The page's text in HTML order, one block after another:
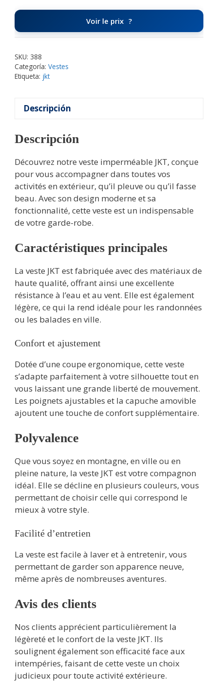
Voir le prix
SKU: 388
Categoría: Vestes
Etiqueta: jkt
Descripción
Descripción
Découvrez notre veste imperméable JKT, conçue
pour vous accompagner dans toutes vos
activités en extérieur, qu’il pleuve ou qu’il fasse
beau. Avec son design moderne et sa
fonctionnalité, cette veste est un indispensable
de votre garde-robe.
Caractéristiques principales
La veste JKT est fabriquée avec des matériaux de
haute qualité, offrant ainsi une excellente
résistance à l’eau et au vent. Elle est également
légère, ce qui la rend idéale pour les randonnées
ou les balades en ville.
Confort et ajustement
Dotée d’une coupe ergonomique, cette veste
s’adapte parfaitement à votre silhouette tout en
vous laissant une grande liberté de mouvement.
Les poignets ajustables et la capuche amovible
ajoutent une touche de confort supplémentaire.
Polyvalence
Que vous soyez en montagne, en ville ou en
pleine nature, la veste JKT est votre compagnon
idéal. Elle se décline en plusieurs couleurs, vous
permettant de choisir celle qui correspond le
mieux à votre style.
Facilité d’entretien
La veste est facile à laver et à entretenir, vous
permettant de garder son apparence neuve,
même après de nombreuses aventures.
Avis des clients
Nos clients apprécient particulièrement la
légèreté et le confort de la veste JKT. Ils
soulignent également son efficacité face aux
intempéries, faisant de cette veste un choix
judicieux pour toute activité extérieure.